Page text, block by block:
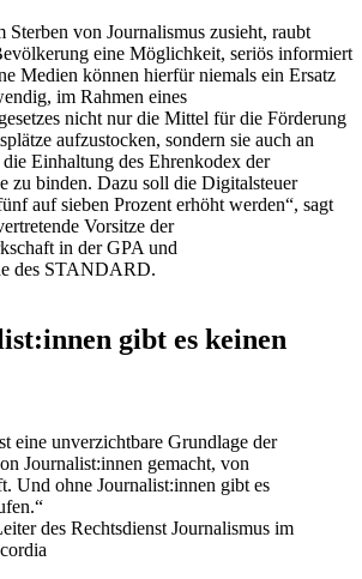
Sterben von Journalismus zusieht, raubt
eine Möglichkeit, seriös informiert
Medien können hierfür niemals ein Ersatz
im Rahmen eines
nicht nur die Mittel für die Förderung
aufzustocken, sondern sie auch an
Einhaltung des Ehrenkodex der
zu binden. Dazu soll die Digitalsteuer
auf sieben Prozent erhöht werden“, sagt
Vorsitze der
in der GPA und
des STANDARD.
gibt es keinen
eine unverzichtbare Grundlage der
Journalist:innen gemacht, von
Und ohne Journalist:innen gibt es
des Rechtsdienst Journalismus im